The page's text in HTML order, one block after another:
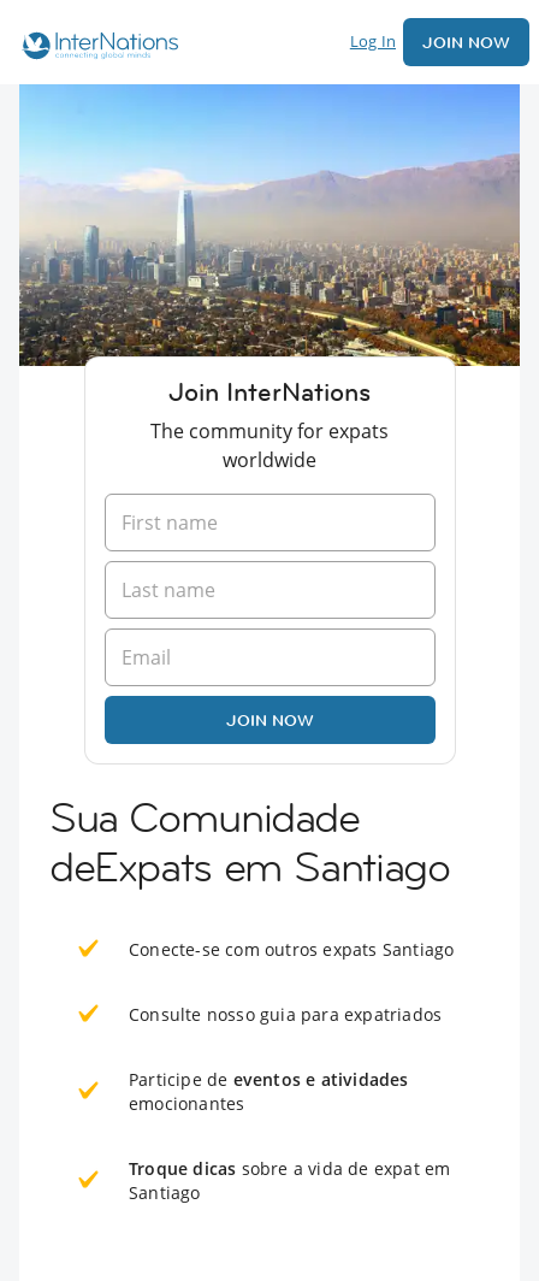
Log In JOIN NOW
Join InterNations
The community for expats
worldwide
JOIN NOW
Sua Comunidade
deExpats em Santiago
Conecte-se com outros expats Santiago
Consulte nosso guia para expatriados
Participe de eventos e atividades
emocionantes
Troque dicas sobre a vida de expat em
Santiago